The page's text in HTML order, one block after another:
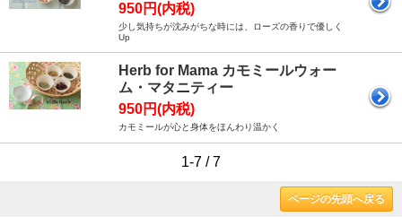
950円(内税)
少し気持ちが沈みがちな時には、ローズの香りで優しく
Up
Herb for Mama カモミールウォー
ム・マタニティー
950円(内税)
カモミールが心と身体をほんわり温かく
1-7 / 7
ページの先頭へ戻る